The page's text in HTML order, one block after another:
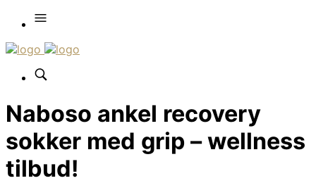
Naboso ankel recovery
sokker med grip – wellness
tilbud!